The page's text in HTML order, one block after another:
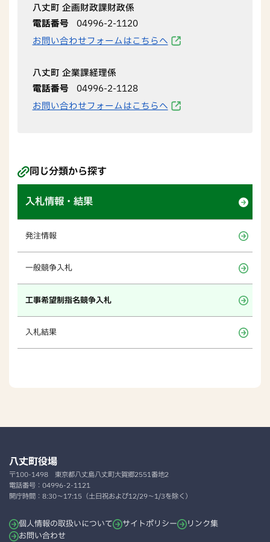
八丈町 企画財政課財政係
電話番号
04996-2-1120
お問い合わせフォームはこちらへ
八丈町 企業課経理係
電話番号
04996-2-1128
お問い合わせフォームはこちらへ
同じ分類から探す
入札情報・結果
発注情報
一般競争入札
工事希望制指名競争入札
入札結果
八丈町役場
〒100-1498 東京都八丈島八丈町大賀郷2551番地2
電話番号： 04996-2-1121
開庁時間： 8:30～17:15（土日祝および12/29～1/3を除く）
個人情報の取扱いについて サイトポリシー
リンク集
お問い合わせ